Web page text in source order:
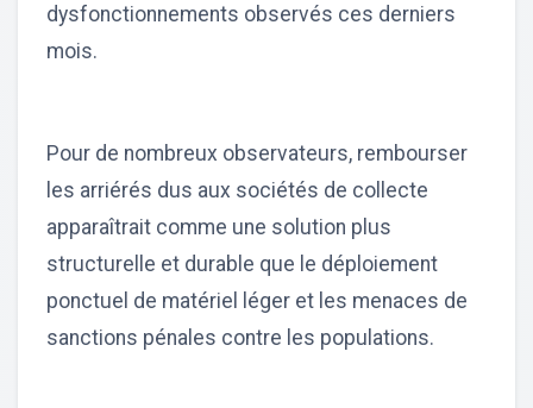
dysfonctionnements observés ces derniers
mois.
Pour de nombreux observateurs, rembourser
les arriérés dus aux sociétés de collecte
apparaîtrait comme une solution plus
structurelle et durable que le déploiement
ponctuel de matériel léger et les menaces de
sanctions pénales contre les populations.